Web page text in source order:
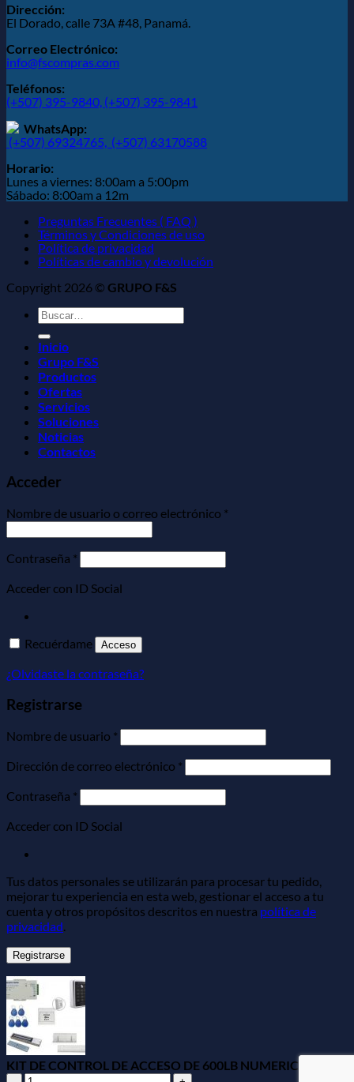
Dirección:
El Dorado, calle 73A #48, Panamá.
Correo Electrónico:
info@fscompras.com
Teléfonos:
(+507) 395-9840, (+507) 395-9841
WhatsApp:
(+507) 69324765, (+507) 63170588
Horario:
Lunes a viernes: 8:00am a 5:00pm
Sábado: 8:00am a 12m
Preguntas Frecuentes ( FAQ )
Términos y Condiciones de uso
Política de privacidad
Políticas de cambio y devolución
Copyright 2026 © GRUPO F&S
Buscar
por:
Inicio
Grupo F&S
Productos
Ofertas
Servicios
Soluciones
Noticias
Contactos
Acceder
Nombre de usuario o correo electrónico *
Contraseña *
Acceder con ID Social
Recuérdame Acceso
¿Olvidaste la contraseña?
Registrarse
Nombre de usuario * Obligatorio
Dirección de correo electrónico * Obligatorio
Contraseña * Obligatorio
Acceder con ID Social
Tus datos personales se utilizarán para procesar tu pedido,
mejorar tu experiencia en esta web, gestionar el acceso a tu
cuenta y otros propósitos descritos en nuestra política de
privacidad
Registrarse
KIT DE CONTROL DE ACCESO DE 600LB NUMERICO
KIT